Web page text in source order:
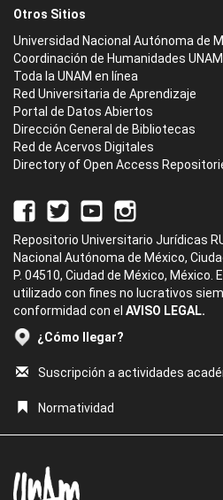
Otros Sitios
Universidad Nacional Autónoma de
Coordinación de Humanidades UNAM
Toda la UNAM en línea
Red Universitaria de Aprendizaje
Portal de Datos Abiertos
Dirección General de Bibliotecas
Red de Acervos Digitales
Directory of Open Access
Repositorio Universitario Jurídicas
Nacional Autónoma de México,
P. 04510, Ciudad de México,
utilizado con fines no lucrativos
conformidad con el AVISO LEGAL.
¿Cómo llegar?
Suscripción a actividades
Normatividad